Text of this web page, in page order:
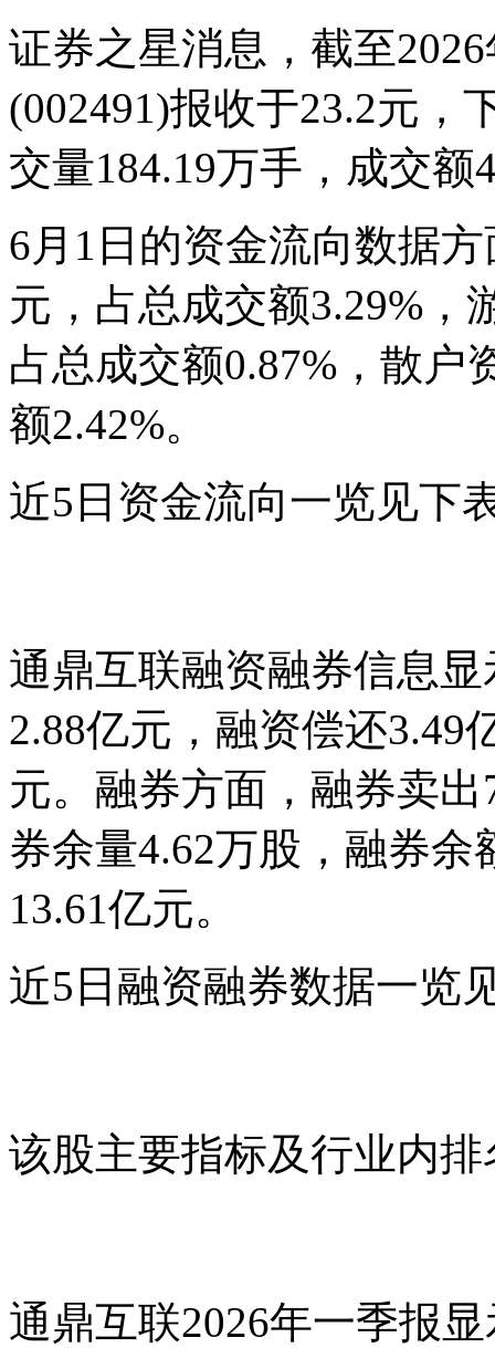
证券之星消息，截至
(002491)报收于23.2元，
交量184.19万手，成交额
6月1日的资金流向数据
元，占总成交额3.29%，
占总成交额0.87%，散户
额2.42%。
近5日资金流向一览见下
通鼎互联融资融券信息
2.88亿元，融资偿还3.49
元。融券方面，融券卖
券余量4.62万股，融券余
13.61亿元。
近5日融资融券数据一览
该股主要指标及行业内
通鼎互联2026年一季报